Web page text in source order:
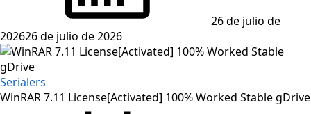
26 de julio de
202626 de julio de 2026
Serialers
WinRAR 7.11 License[Activated] 100% Worked Stable gDrive